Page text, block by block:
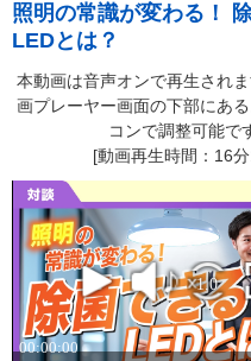
照明の常識が変わる！
LEDとは？
本動画は音声オンで再生され
画プレーヤー画面の下部にあ
コンで調整可能で
[動画再生時間：16